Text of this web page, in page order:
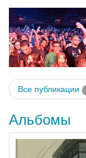
Все публикации
Альбомы